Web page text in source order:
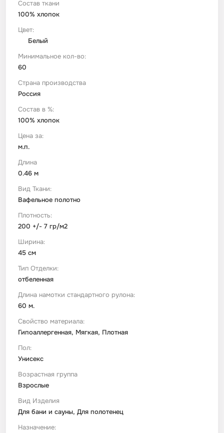
Состав ткани
100% хлопок
Цвет:
Белый
Минимальное кол-во:
60
Страна производства
Россия
Состав в %:
100% хлопок
Цена за:
м.п.
Длина
0.46 м
Вид Ткани:
Вафельное полотно
Плотность:
200 +/- 7 гр/м2
Ширина:
45 см
Тип Отделки:
отбеленная
Длина намотки стандартного рулона:
60 м.
Свойство материала:
Гипоаллергенная, Мягкая, Плотная
Пол:
Унисекс
Возрастная группа
Взрослые
Вид Изделия
Для бани и сауны, Для полотенец
Назначение:
Футер
Шелк Армани
Штапель
Имитации материалов